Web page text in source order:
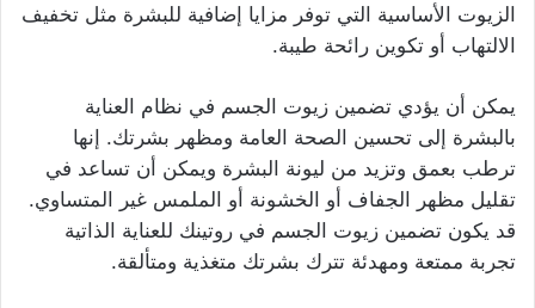
الزيوت الأساسية التي توفر مزايا إضافية للبشرة مثل تخفيف
الالتهاب أو تكوين رائحة طيبة.
يمكن أن يؤدي تضمين زيوت الجسم في نظام العناية
بالبشرة إلى تحسين الصحة العامة ومظهر بشرتك. إنها
ترطب بعمق وتزيد من ليونة البشرة ويمكن أن تساعد في
تقليل مظهر الجفاف أو الخشونة أو الملمس غير المتساوي.
قد يكون تضمين زيوت الجسم في روتينك للعناية الذاتية
تجربة ممتعة ومهدئة تترك بشرتك متغذية ومتألقة.